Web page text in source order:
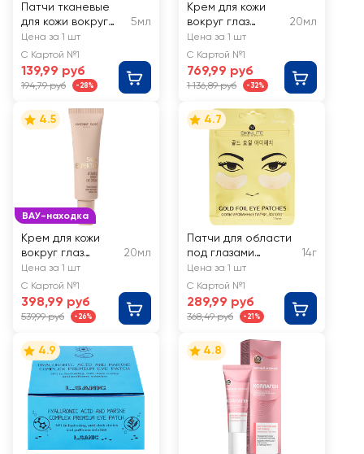
Патчи тканевые
для кожи вокруг
глаз GARNIER
Эксперт+ Крио
гель
5мл
Цена за 1 шт
С Картой №1
139,99 руб
194,79 руб -28%
Крем для кожи
вокруг глаз
LIBREDERM
гиалуроновый,
широкого
действия
20мл
Цена за 1 шт
С Картой №1
769,99 руб
1 136,89 руб -32%
ВАУ-находка
4.5
Крем для кожи
вокруг глаз
VIVIENNE SABO
Skin Expertiq
Осветляющий с
витамином C
20мл
Цена за 1 шт
С Картой №1
398,99 руб
539,99 руб -26%
4.7
Патчи для области
под глазами
SKINLITE Золото
фольгированные
14г
Цена за 1 шт
С Картой №1
289,99 руб
368,49 руб -21%
4.9 4.8